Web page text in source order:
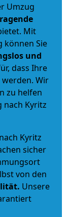
Umzug
Mit
können Sie
und
dass Ihre
Wir
zu helfen
nach Kyritz
Kyritz
sicher
von den
. Unsere